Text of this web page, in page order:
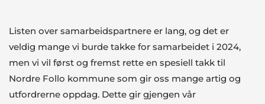
Listen over samarbeidspartnere er lang, og det er
veldig mange vi burde takke for samarbeidet i 2024,
men vi vil først og fremst rette en spesiell takk til
Nordre Follo kommune som gir oss mange artig og
utfordrerne oppdag. Dette gir gjengen vår